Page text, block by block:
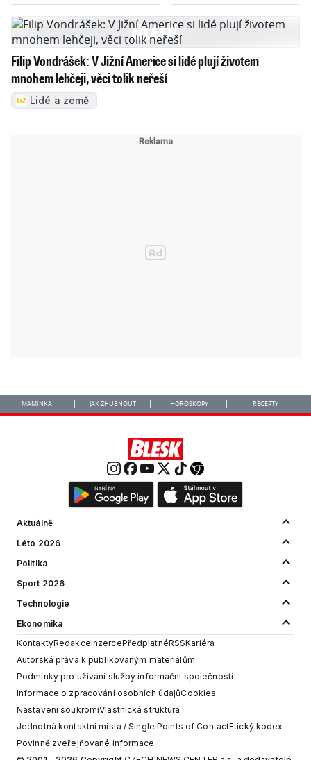
Filip Vondrášek: V Jižní Americe si lidé plují životem
mnohem lehčeji, věci tolik neřeší
Lidé a země
MAMINKA JAK ZHUBNOUT HOROSKOPY RECEPTY
Aktuálně
Léto 2026
Politika
Sport 2026
Technologie
Ekonomika
KontaktyRedakceInzercePředplatnéRSSKariéra
Autorská práva k publikovaným materiálům
Podmínky pro užívání služby informační společnosti
Informace o zpracování osobních údajůCookies
Nastavení soukromíVlastnická struktura
Jednotná kontaktní místa / Single Points of ContactEtický kodex
Povinně zveřejňované informace